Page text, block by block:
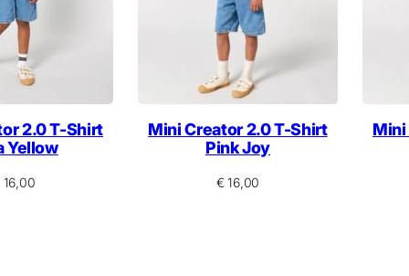
2.0 T-Shirt
Yellow
16,00
Mini Creator 2.0 T-Shirt
Pink Joy
€16,00
Mini